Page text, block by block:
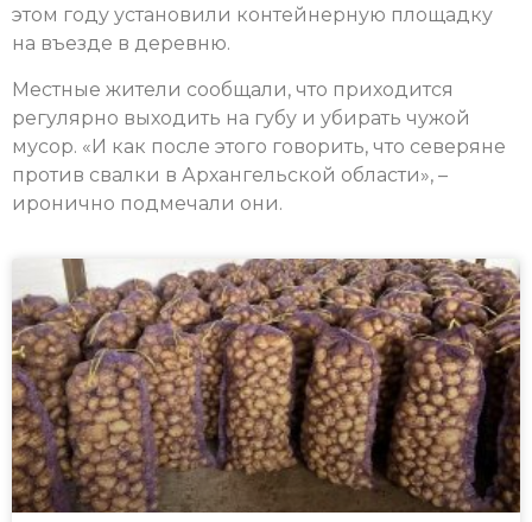
этом году установили контейнерную площадку
на въезде в деревню.
Местные жители сообщали, что приходится
регулярно выходить на губу и убирать чужой
мусор. «И как после этого говорить, что северяне
против свалки в Архангельской области», –
иронично подмечали они.